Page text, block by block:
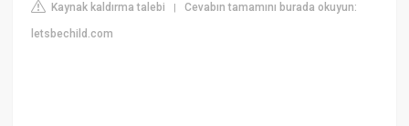
Kaynak kaldırma talebi |Cevabın tamamını burada okuyun:
letsbechild.com